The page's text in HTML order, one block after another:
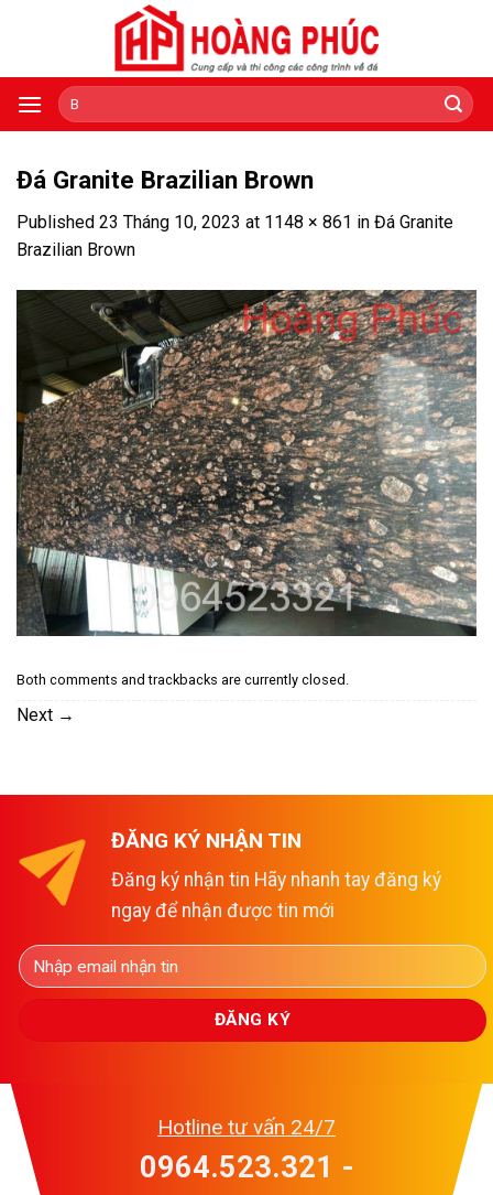
Tìm
kiếm:
Đá Granite Brazilian Brown
Published 23 Tháng 10, 2023 at 1148 × 861 in Đá Granite
Brazilian Brown
Both comments and trackbacks are currently closed.
Next →
ĐĂNG KÝ NHẬN TIN
Đăng ký nhận tin Hãy nhanh tay đăng ký
ngay để nhận được tin mới
Hotline tư vấn 24/7
0964.523.321 -